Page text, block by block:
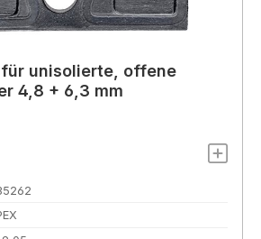
unisolierte, offene
4,8 + 6,3 mm